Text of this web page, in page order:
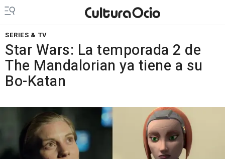
SERIES & TV
Star Wars: La temporada 2 de
The Mandalorian ya tiene a su
Bo-Katan